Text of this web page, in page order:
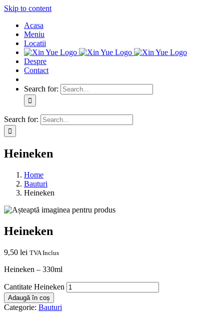
Skip to content
Acasa
Meniu
Locatii
Despre
Contact
Search for:
Search for:
Heineken
Home
Bauturi
Heineken
Heineken
9,50 lei TVA Inclus
Heineken – 330ml
Cantitate Heineken
Adaugă în coș
Categorie: Bauturi